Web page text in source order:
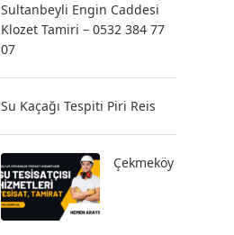
Sultanbeyli Engin Caddesi
Klozet Tamiri – 0532 384 77
07
Su Kaçağı Tespiti Piri Reis
Çekmeköy